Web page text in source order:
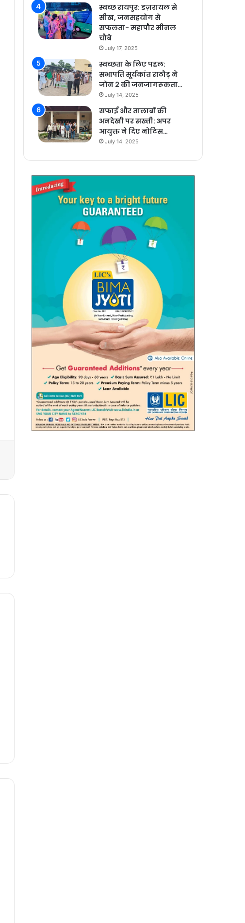
स्वच्छ रायपुर: इज़रायल से
सीख, जनसहयोग से
सफलता- महापौर मीनल
चौबे
July 17, 2025
स्वच्छता के लिए पहल:
सभापति सूर्यकांत राठौड़ ने
जोन 2 की जनजागरूकता…
July 14, 2025
सफाई और तालाबों की
अनदेखी पर सख्ती: अपर
आयुक्त ने दिए नोटिस…
July 14, 2025